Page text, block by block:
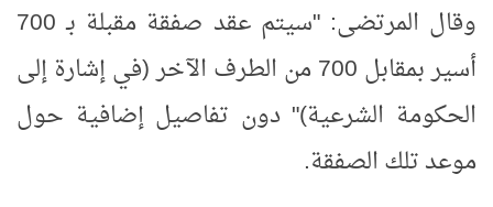
وقال المرتضى: "سيتم عقد صفقة مقبلة بـ 700
أسير بمقابل 700 من الطرف الآخر (في إشارة إلى
الحكومة الشرعية)" دون تفاصيل إضافية حول
موعد تلك الصفقة.